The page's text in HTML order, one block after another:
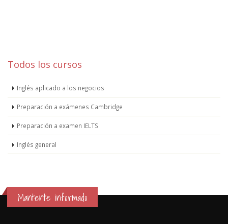
Todos los cursos
Inglés aplicado a los negocios
Preparación a exámenes Cambridge
Preparación a examen IELTS
Inglés general
Mantente informado